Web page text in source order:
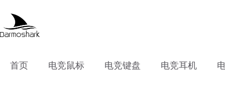
首页 电竞鼠标 电竞键盘 电竞耳机